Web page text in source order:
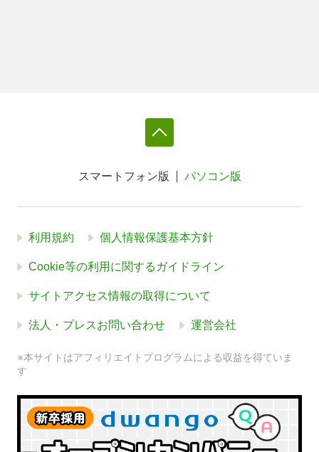
スマートフォン版 パソコン版
利用規約 個人情報保護基本方針
Cookie等の利用に関するガイドライン
サイトアクセス情報の取得について
法人・プレスお問い合わせ 運営会社
※本サイトはアフィリエイトプログラムによる収益を得ていま
す